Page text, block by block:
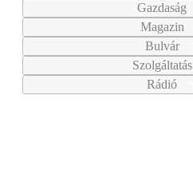
Gazdaság
Magazin
Bulvár
Szolgáltatás
Rádió